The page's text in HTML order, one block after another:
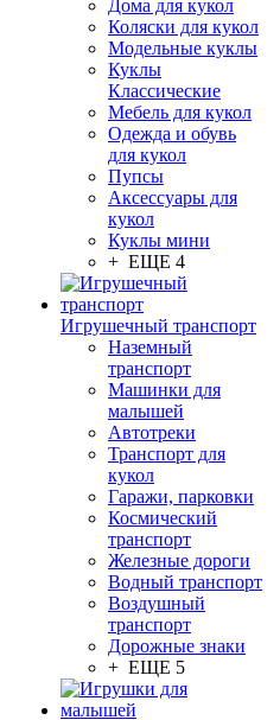
Дома для кукол
Коляски для кукол
Модельные куклы
Куклы
Классические
Мебель для кукол
Одежда и обувь
для кукол
Пупсы
Аксессуары для
кукол
Куклы мини
+ ЕЩЕ 4
Игрушечный транспорт
Наземный
транспорт
Машинки для
малышей
Автотреки
Транспорт для
кукол
Гаражи, парковки
Космический
транспорт
Железные дороги
Водный транспорт
Воздушный
транспорт
Дорожные знаки
+ ЕЩЕ 5